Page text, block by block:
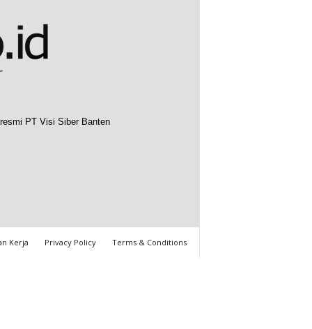
PT Visi Siber Banten
Kerja Privacy Policy Terms & Conditions